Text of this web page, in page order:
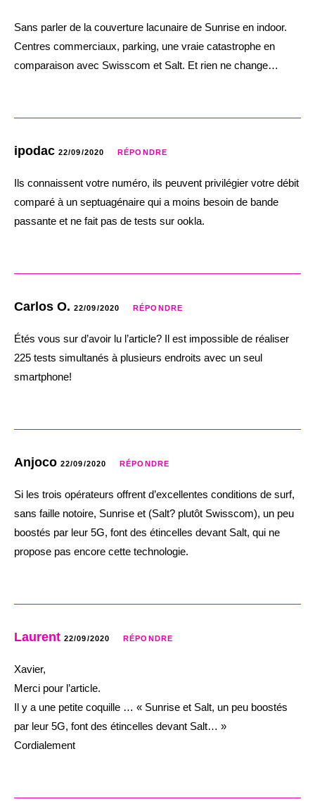
Sans parler de la couverture lacunaire de Sunrise en indoor.
Centres commerciaux, parking, une vraie catastrophe en
comparaison avec Swisscom et Salt. Et rien ne change…
ipodac 22/09/2020 RÉPONDRE
Ils connaissent votre numéro, ils peuvent privilégier votre débit
comparé à un septuagénaire qui a moins besoin de bande
passante et ne fait pas de tests sur ookla.
Carlos O. 22/09/2020 RÉPONDRE
Étés vous sur d’avoir lu l’article? Il est impossible de réaliser
225 tests simultanés à plusieurs endroits avec un seul
smartphone!
Anjoco 22/09/2020 RÉPONDRE
Si les trois opérateurs offrent d’excellentes conditions de surf,
sans faille notoire, Sunrise et (Salt? plutôt Swisscom), un peu
boostés par leur 5G, font des étincelles devant Salt, qui ne
propose pas encore cette technologie.
Laurent 22/09/2020 RÉPONDRE
Xavier,
Merci pour l’article.
Il y a une petite coquille … « Sunrise et Salt, un peu boostés
par leur 5G, font des étincelles devant Salt… »
Cordialement